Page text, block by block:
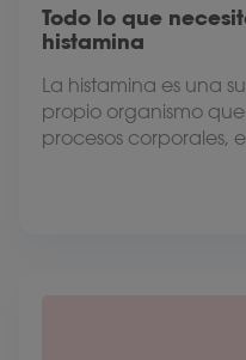
Todo lo que
histamina
La histamina es una
propio organismo
procesos corporales,